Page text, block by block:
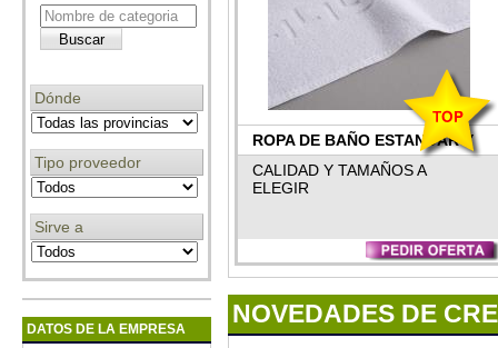
Dónde
Tipo proveedor
Sirve a
DATOS DE LA EMPRESA
ROPA DE BAÑO ESTANDAR Y
PERSONALIZADA
CALIDAD Y TAMAÑOS A
ELEGIR
NOVEDADES DE